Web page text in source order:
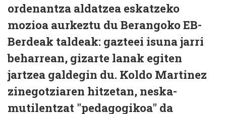
ordenantza aldatzea eskatzeko
mozioa aurkeztu du Berangoko EB-
Berdeak taldeak: gazteei isuna jarri
beharrean, gizarte lanak egiten
jartzea galdegin du. Koldo Martinez
zinegotziaren hitzetan, neska-
mutilentzat "pedagogikoa" da